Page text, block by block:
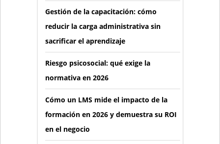
Gestión de la capacitación: cómo
reducir la carga administrativa sin
sacrificar el aprendizaje
Riesgo psicosocial: qué exige la
normativa en 2026
Cómo un LMS mide el impacto de la
formación en 2026 y demuestra su ROI
en el negocio